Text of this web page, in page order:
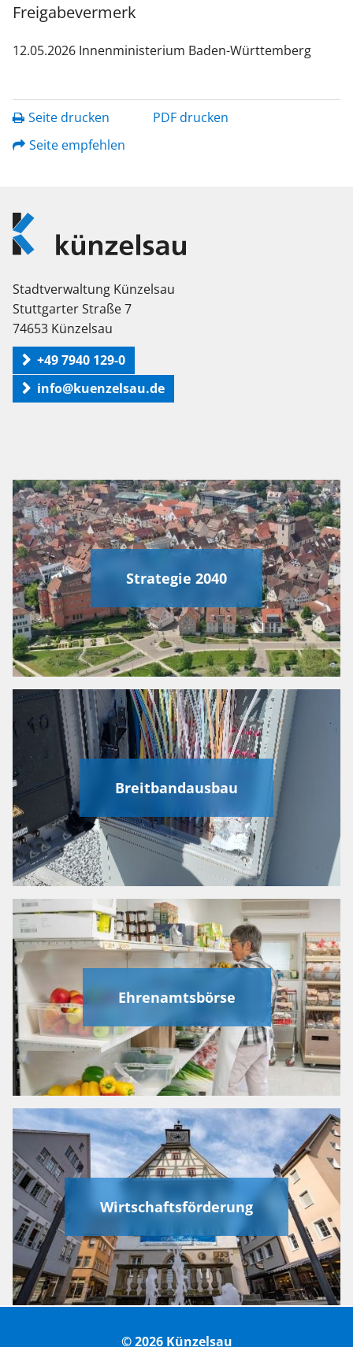
Freigabevermerk
12.05.2026 Innenministerium Baden-Württemberg
Seite drucken
PDF drucken
Seite empfehlen
Logo
Künzelsau
Stadtverwaltung Künzelsau
Stuttgarter Straße 7
74653 Künzelsau
+49 7940 129-0
info@kuenzelsau.de
Strategie 2040
Breitbandausbau
Ehrenamtsbörse
Wirtschaftsförderung
© 2026 Künzelsau